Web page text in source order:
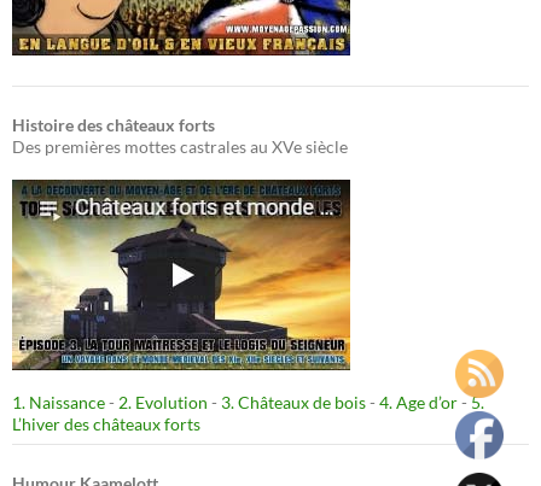
Histoire des châteaux forts
Des premières mottes castrales au XVe siècle
1. Naissance- 2. Evolution - 3. Châteaux de bois- 4. Age d’or-5.
L’hiver des châteaux forts